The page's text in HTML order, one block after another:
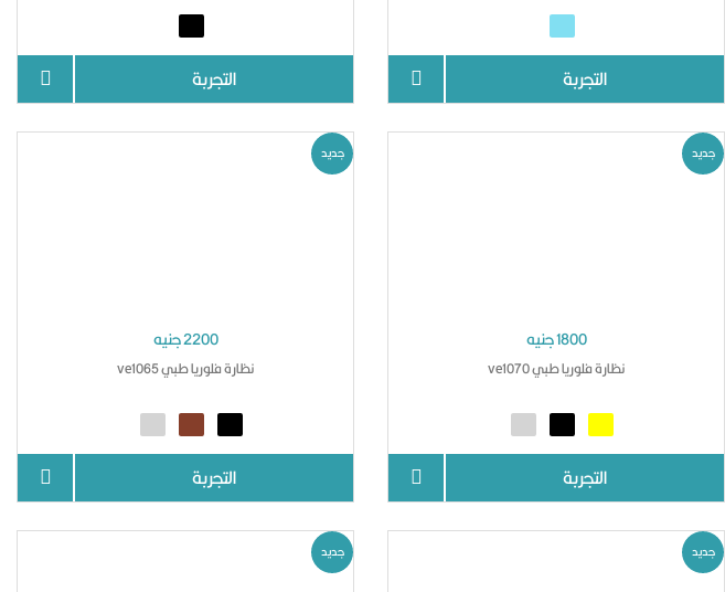
التجربة التجربة
1800 جنيه
نظارة فلوريا طبي ve1070
التجربة
جديد
2200 جنيه
نظارة فلوريا طبي ve1065
التجربة
جديد
جديد جديد